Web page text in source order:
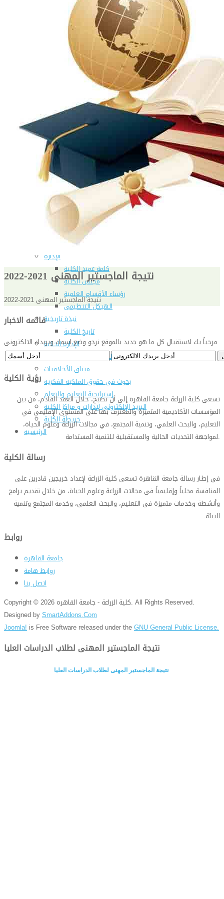
الإنتاج الحيواني
بساتين الزينة
بساتين الفاكهة
الحشرات الإقتصادية والمبيدات
الحيوان والنيماتولوجيا الزراعية
الخضر
الصناعات الغذائية
الكيميـــاء الحيوية
النبات الزراعى
الميكروبيولوجيا الزراعية
الوراثة
البرامج التعليمية
برامج اللغة العربية
برامج اللغة الانجليزية
التعليم المفتوح
شهادة الاعتماد من الهيئة القومية لضمان جودة التعليم و
الإدارة
كلمة عميد الكلية
مجلس الكلية
رؤساء الأقسام العلمية
الهيكل التنظيمى
نبذة تاريخية
تاريخ الكلية
الإدارة الحالية
الخطة الإستراتجية و التنفيذية
ميثاق الأخلاقيات
بحوث فى حقوق الملكية الفكرية
إستراتجية التعليم والتعلم
البريد الإلكترونى لإدارات و مراكز الكلية
خريطة الكلية
الرئيسيه
نتيجة الماجستير المهنى 2021-2022
نتيجة الماجستير المهنى 2021-2022
قائمه الاخبار
مرحباً بك لاستقبال كل ما هو جديد بالموقع نرجو وضع اسمك وبريدك الالكترونى
رؤية الكلية
تسعى كلية الزراعة جامعة القاهرة إلى أن تصبح، خلال العقد القادم، من بين
المؤسسات الأكاديمية المتميزة والمعترف بها على المستوى الإقليمي في
التعليم، والبحث العلمي، وتنمية المجتمع، في مجالات الزراعة وعلوم الحياة،
لمواجهة التحديات الحالية والمستقبلية للتنمية المستدامة.
في إطار رسالة جامعة القاهرة تسعى كلية الزراعة لإعداد خريجين قادرين على
المنافسة محلياً وإقليمياً فى مجالات الزراعة وعلوم الحياة، من خلال تقديم برامج
وأنشطة وخدمات متميزة في التعليم، والبحث العلمي، وخدمة المجتمع وتنمية
البيئة.
روابط
جامعة القاهرة
روابط هامة
اتصل بنا
Copyright © 2026 كلية الزراعة - جامعة القاهره. All Rights Reserved.
Designed bySmartAddons.Com
Joomla! is Free Software released under theGNU General Public License.
نتيجة الماجستير المهنى لطلاب الدراسات العليا